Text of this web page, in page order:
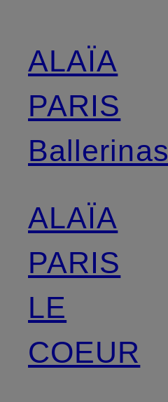
ALAÏA
PARIS
Ballerinas
ALAÏA
PARIS
LE
COEUR